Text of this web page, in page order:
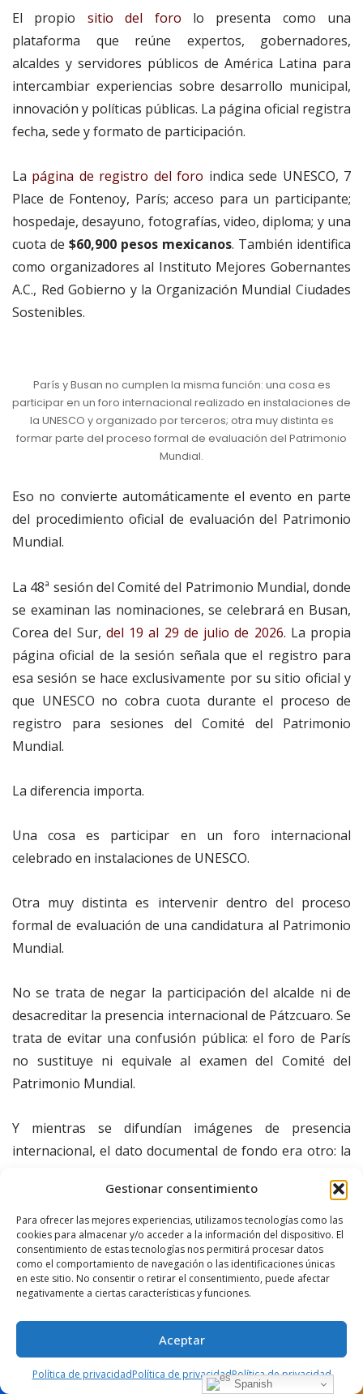
Gestionar consentimiento
Para ofrecer las mejores experiencias, utilizamos tecnologías como las
cookies para almacenar y/o acceder a la información del dispositivo. El
consentimiento de estas tecnologías nos permitirá procesar datos
como el comportamiento de navegación o las identificaciones únicas
en este sitio. No consentir o retirar el consentimiento, puede afectar
negativamente a ciertas características y funciones.
Aceptar
Política de privacidadPolítica de privacidadPolítica de privacidad
El propio sitio del foro lo presenta como una
plataforma que reúne expertos, gobernadores,
alcaldes y servidores públicos de América Latina para
intercambiar experiencias sobre desarrollo municipal,
innovación y políticas públicas. La página oficial registra
fecha, sede y formato de participación.
La página de registro del foro indica sede UNESCO, 7
Place de Fontenoy, París; acceso para un participante;
hospedaje, desayuno, fotografías, video, diploma; y una
cuota de $60,900 pesos mexicanos. También identifica
como organizadores al Instituto Mejores Gobernantes
A.C., Red Gobierno y la Organización Mundial Ciudades
Sostenibles.
París y Busan no cumplen la misma función: una cosa es
participar en un foro internacional realizado en instalaciones de
la UNESCO y organizado por terceros; otra muy distinta es
formar parte del proceso formal de evaluación del Patrimonio
Mundial.
Eso no convierte automáticamente el evento en parte
del procedimiento oficial de evaluación del Patrimonio
Mundial.
La 48ª sesión del Comité del Patrimonio Mundial, donde
se examinan las nominaciones, se celebrará en Busan,
Corea del Sur, del 19 al 29 de julio de 2026. La propia
página oficial de la sesión señala que el registro para
esa sesión se hace exclusivamente por su sitio oficial y
que UNESCO no cobra cuota durante el proceso de
registro para sesiones del Comité del Patrimonio
Mundial.
La diferencia importa.
Una cosa es participar en un foro internacional
celebrado en instalaciones de UNESCO.
Otra muy distinta es intervenir dentro del proceso
formal de evaluación de una candidatura al Patrimonio
Mundial.
No se trata de negar la participación del alcalde ni de
desacreditar la presencia internacional de Pátzcuaro. Se
trata de evitar una confusión pública: el foro de París
no sustituye ni equivale al examen del Comité del
Patrimonio Mundial.
Y mientras se difundían imágenes de presencia
internacional, el dato documental de fondo era otro: la
proceso de examen 2026.
La consecuencia inmediata
La consecuencia inmediata es clara: Pátzcuaro no será
inscrito en la Lista del Patrimonio Mundial en el ciclo
2026, porque su candidatura ya no será examinada por
Spanish